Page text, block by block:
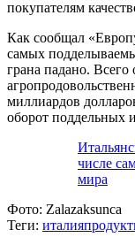
покупателям
Как сообщал
самых
грана падано. Всего
миллиардов
оборот поддельных
числе
мира
Фото: Zalazaksunca
Теги: италия